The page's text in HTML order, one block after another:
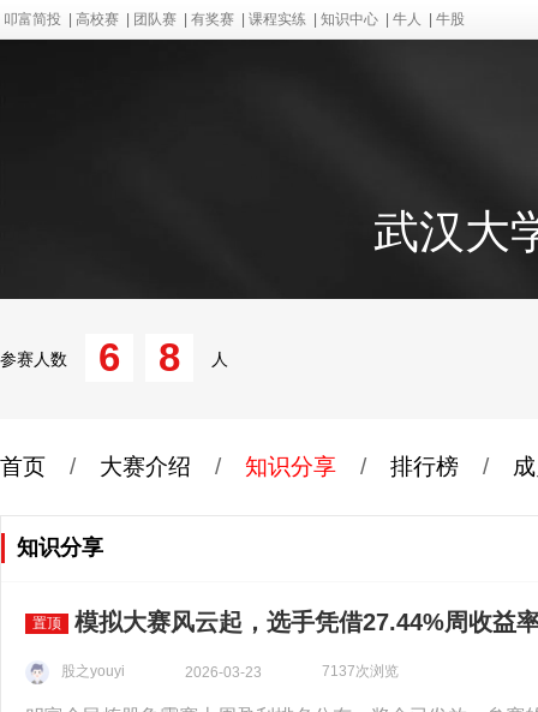
叩富简投 高校赛 团队赛 有奖赛 课程实练 知识中心 牛人 牛股
武汉大
参赛人数 6 8 人
首页 / 大赛介绍 / 知识分享 / 排行榜 /
知识分享
置顶 模拟大赛风云起，选手凭借27.44%周收益
股之youyi 2026-03-23 7137次浏览